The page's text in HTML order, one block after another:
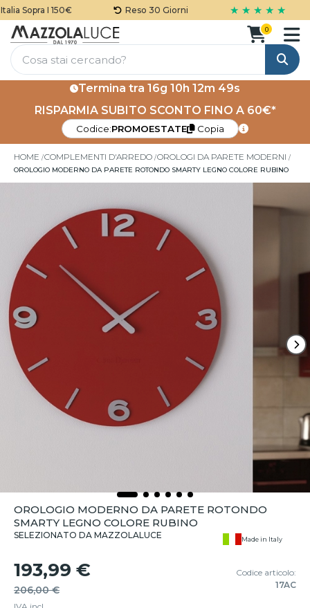
Sopra I 150€ Reso 30 Giorni ★ ★ ★ ★ ★
Cerca
0
Termina tra 16g 10h 12m 49s
RISPARMIA SUBITO SCONTO FINO A 60€*
Codice:PROMOESTATE Copia
HOME COMPLEMENTI D'ARREDO OROLOGI DA PARETE MODERNI
OROLOGIO MODERNO DA PARETE ROTONDO SMARTY LEGNO COLORE RUBINO
OROLOGIO MODERNO DA PARETE ROTONDO
SMARTY LEGNO COLORE RUBINO
SELEZIONATO DA MAZZOLALUCE Made in Italy
193,99 €
206,00 €
Codice articolo:
17AC